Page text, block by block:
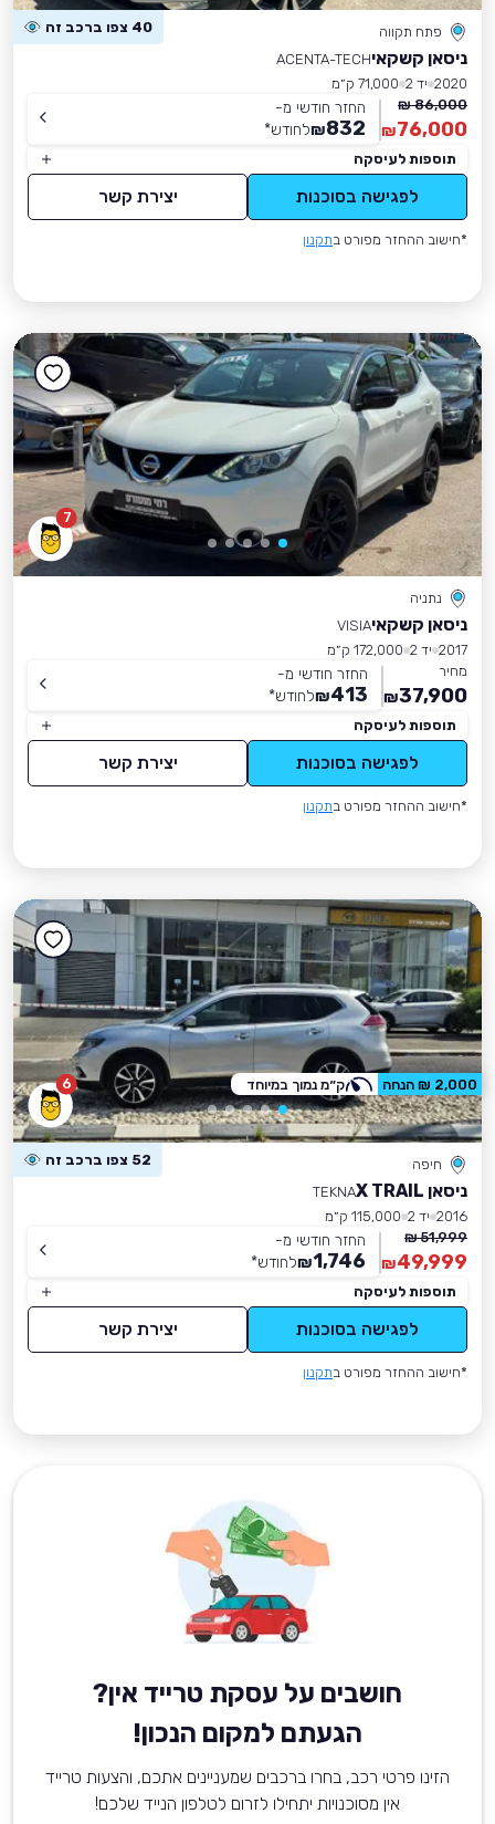
פתח תקווה 40 צפו ברכב זה
ניסאן קשקאיACENTA-TECH
2020 יד 2
71,000 ק״מ
86,000 ₪
76,000
₪
החזר חודשי מ-
832
₪לחודש*
תוספות לעיסקה
לפגישה בסוכנות יצירת קשר
*חישוב ההחזר מפורט בתקנון
7
נתניה
ניסאן קשקאיVISIA
2017 יד 2
172,000 ק״מ
מחיר
37,900
₪
החזר חודשי מ-
413
₪לחודש*
תוספות לעיסקה
לפגישה בסוכנות יצירת קשר
*חישוב ההחזר מפורט בתקנון
6
חיפה 52 צפו ברכב זה
ניסאן X TRAIL
TEKNA
2016 יד 2
115,000 ק״מ
51,999 ₪
49,999
₪
החזר חודשי מ-
1,746
₪לחודש*
תוספות לעיסקה
לפגישה בסוכנות יצירת קשר
*חישוב ההחזר מפורט בתקנון
2,000 ₪ הנחה ק״מ נמוך במיוחד
חושבים על עסקת טרייד אין?
הגעתם למקום הנכון!
הזינו פרטי רכב, בחרו ברכבים שמעניינים אתכם, והצעות טרייד
אין מסוכנויות יתחילו לזרום לטלפון הנייד שלכם!